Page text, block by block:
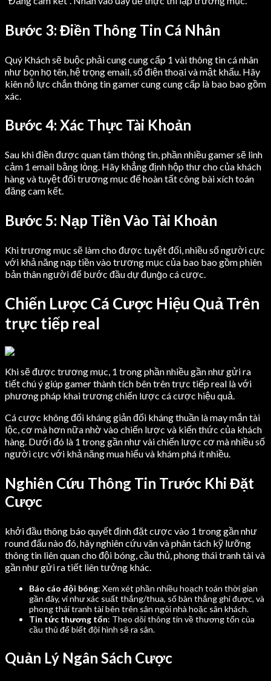
Bước 3: Điền Thông Tin Cá Nhân
Quý Khách sẽ buộc phải cung cung cấp 1 vài thông tin cá nhân
như bọn họ tên, hệ trọng email, số điện thoại và mật khẩu. Hãy
kiên nỗ lực chắn thông tin gamer cung cung cấp là bao bao gồm
xác.
Bước 4: Xác Thực Tài Khoản
Sau khi điền được quan tâm thông tin, phần nhiều gamer sẽ linh
cảm 1 email bằng lòng. Hãy khẳng định hộp thư cho của khách
hàng và tuyệt đối trương mục để hoàn tất công bài xích toán
đăng cam kết.
Bước 5: Nạp Tiền Vào Tài Khoản
Khi trương mục sẽ làm cho được tuyệt đối, nhiều số người cực
với khả năng nạp tiền vào trương mục của bao bao gồm phiên
bản thân người để bước đầu dự đụng̀o cá cược.
Chiến Lược Cá Cược Hiệu Quả Trên
trực tiếp real
Khi sẽ được trương mục, 1 trong phần nhiều gần như gửi ra
tiết chú ý giúp gamer thành tích bên trên trực tiếp real là với
phương pháp khai trương chiến lược cá cược hiệu quả.
Cá cược không đối kháng giản đối kháng thuần là may mắn tài
lộc, cơ mà hơn nữa nhờ vào chiến lược và kiến thức của khách
hàng. Dưới đó là 1 trong gần như vài chiến lược cơ mà nhiều số
người cực với khả năng mua hiểu và khám phá ít nhiều.
Nghiên Cứu Thông Tin Trước Khi Đặt
Cược
khởi đầu thông báo quyết định đặt cược vào 1 trong gần như
round đấu nào đó, hãy nghiên cứu vãn và phân tách kỹ lưỡng
thông tin liên quan cho đội bóng, cầu thủ, phong thái tranh tài và
gần như gửi ra tiết liên tưởng khác.
Báo cáo đội bóng: Xem xét phần nhiều hoạch toán thời gian
gần đây, ví như xác suất thắng/thua, số bàn thắng ghi được, và
phong thái tranh tài bên trên sân ngôi nhà hoặc sân khách.
Tin tức thương tổn: Theo dõi thông tin về thương tổn của
cầu thủ để biết đội hình sẽ ra sân.
Quản Lý Ngân Sách Cược